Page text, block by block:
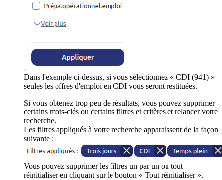
Dans l'exemple ci-dessus, si vous sélectionnez « CDI (941) »
seules les offres d'emploi en CDI vous seront restituées.
Si vous obtenez trop peu de résultats, vous pouvez supprimer
certains mots-clés ou certains filtres et critères et relancer votre
recherche.
Les filtres appliqués à votre recherche apparaissent de la façon
suivante :
Vous pouvez supprimer les filtres un par un ou tout
réinitialiser en cliquant sur le bouton « Tout réinitialiser ».